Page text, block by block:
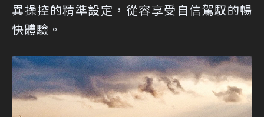
異操控的精準設定，從容享受自信駕馭的暢
快體驗。